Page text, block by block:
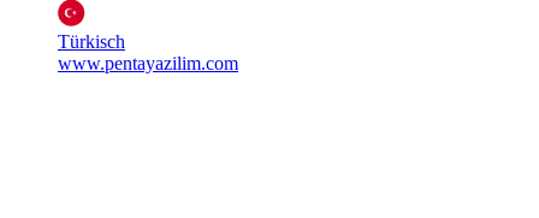
Türkisch
www.pentayazilim.com